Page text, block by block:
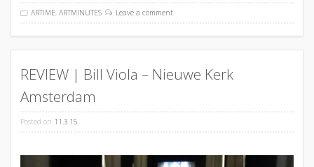
ARTIME, ARTMINUTES Leave a comment
REVIEW | Bill Viola – Nieuwe Kerk
Amsterdam
Posted on 11.3.15